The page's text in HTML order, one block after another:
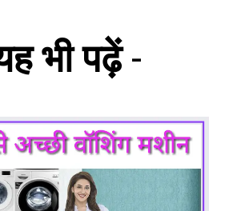
भी पढ़ें-